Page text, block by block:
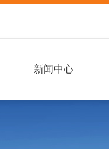
新闻中心